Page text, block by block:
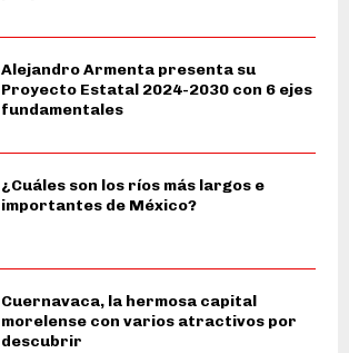
Alejandro Armenta presenta su
Proyecto Estatal 2024-2030 con 6 ejes
fundamentales
¿Cuáles son los ríos más largos e
importantes de México?
Cuernavaca, la hermosa capital
morelense con varios atractivos por
descubrir